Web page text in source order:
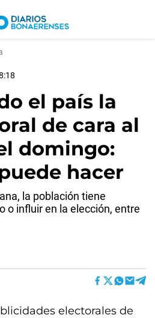
el país la
de cara al
domingo:
hacer
la población tiene
o influir en la elección, entre
electorales de